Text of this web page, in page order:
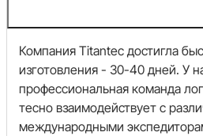
Компания Titantec достигла
изготовления - 30-40 дней. У
профессиональная команда
тесно взаимодействует с
международными